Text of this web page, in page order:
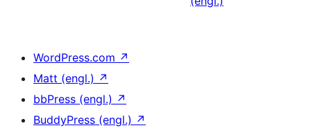
WordPress.com ↗
Matt (engl.) ↗
bbPress (engl.) ↗
BuddyPress (engl.) ↗